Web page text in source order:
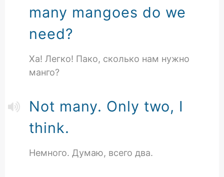
many mangoes do we
need?
Ха! Легко! Пако, сколько нам нужно
манго?
Not many. Only two, I
think.
Немного. Думаю, всего два.